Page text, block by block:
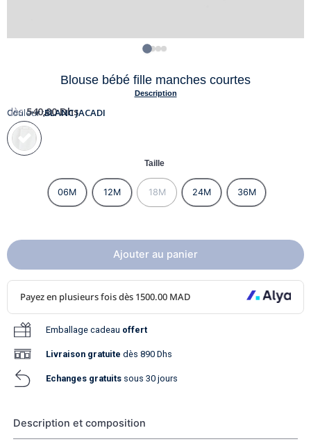
Blouse bébé fille manches courtes
Description
dès 540,00Dhs
Couleur :BLANC JACADI
Taille
06M 12M 18M 24M 36M
Ajouter au panier
Emballage cadeau offert
Livraison gratuite dès 890 Dhs
Echanges gratuits sous 30 jours
Description et composition